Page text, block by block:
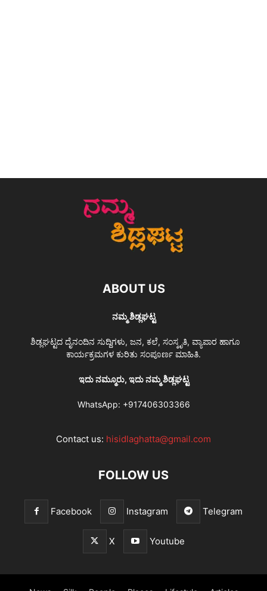
ABOUT US
ನಮ್ಮ ಶಿಡ್ಲಘಟ್ಟ
ಶಿಡ್ಲಘಟ್ಟದ ದೈನಂದಿನ ಸುದ್ದಿಗಳು, ಜನ, ಕಲೆ, ಸಂಸ್ಕೃತಿ, ವ್ಯಾಪಾರ ಹಾಗೂ
ಕಾರ್ಯಕ್ರಮಗಳ ಕುರಿತು ಸಂಪೂರ್ಣ ಮಾಹಿತಿ.
ಇದು ನಮ್ಮೂರು, ಇದು ನಮ್ಮ ಶಿಡ್ಲಘಟ್ಟ
WhatsApp: +917406303366
Contact us: hisidlaghatta@gmail.com
FOLLOW US
Facebook Instagram Telegram
X Youtube